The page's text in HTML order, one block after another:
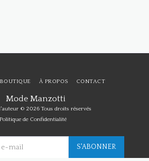
Mode Manzotti
© 2026 Tous droits réservés
Politique de Confidentialité
BOUTIQUE À PROPOS CONTACT
S'ABONNER